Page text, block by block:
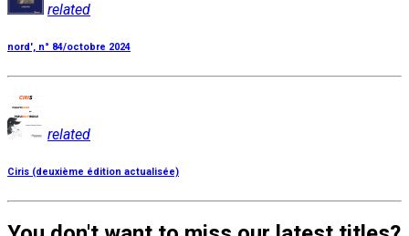
related
nord', n° 84/octobre 2024
related
Ciris (deuxième édition actualisée)